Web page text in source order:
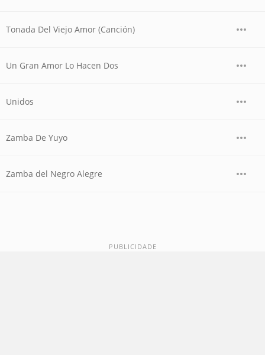
Tonada Del Viejo Amor (Canción)
Un Gran Amor Lo Hacen Dos
Unidos
Zamba De Yuyo
Zamba del Negro Alegre